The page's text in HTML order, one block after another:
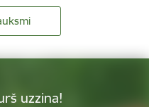
uzzina!